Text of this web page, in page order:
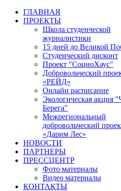
ГЛАВНАЯ
ПРОЕКТЫ
Школа студенческой
журналистики
15 дней до Великой
Студенческий дисконт
Проект "СоциоХаус"
Добровольческий
«РЕЙД»
Онлайн расписание
Экологическая акция
Берега"
Межрегиональный
добровольческий
«Дарим Лес»
НОВОСТИ
ПАРТНЕРЫ
ПРЕССЦЕНТР
Фото материалы
Видео материалы
КОНТАКТЫ